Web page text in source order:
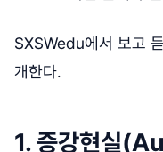
SXSWedu에서 보고
개한다.
1. 증강현실